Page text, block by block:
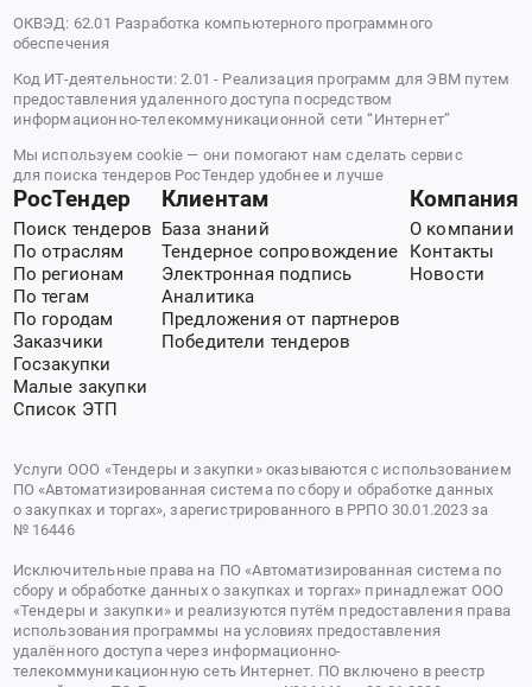
ОКВЭД: 62.01 Разработка компьютерного программного
обеспечения
Код ИТ-деятельности: 2.01 - Реализация программ для ЭВМ путем
предоставления удаленного доступа посредством
информационно-телекоммуникационной сети “Интернет”
Мы используем cookie — они помогают нам сделать сервис
для поиска тендеров РосТендер удобнее и лучше
РосТендер
Поиск тендеров
По отраслям
По регионам
По тегам
По городам
Заказчики
Госзакупки
Малые закупки
Список ЭТП
Клиентам
База знаний
Тендерное сопровождение
Электронная подпись
Аналитика
Предложения от партнеров
Победители тендеров
Компания
О компании
Контакты
Новости
Услуги ООО «Тендеры и закупки» оказываются с использованием
ПО «Автоматизированная система по сбору и обработке данных
о закупках и торгах», зарегистрированного в РРПО 30.01.2023 за
№ 16446
Исключительные права на ПО «Автоматизированная система по
сбору и обработке данных о закупках и торгах» принадлежат ООО
«Тендеры и закупки» и реализуются путём предоставления права
использования программы на условиях предоставления
удалённого доступа через информационно-
телекоммуникационную сеть Интернет. ПО включено в реестр